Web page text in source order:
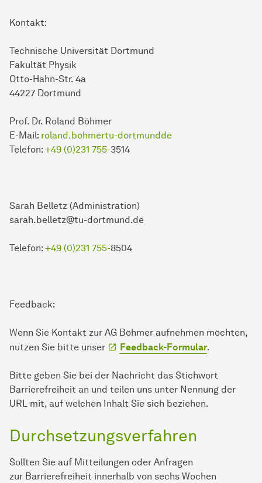
Kontakt:
Technische Universität Dortmund
Fakultät Physik
Otto-Hahn-Str. 4a
44227 Dortmund
Prof. Dr. Roland Böhmer
E-Mail: roland.bohmertu-dortmundde
Telefon: +49 (0)231 755-3514
Sarah Belletz (Administration)
sarah.belletz@tu-dortmund.de
Telefon: +49 (0)231 755-8504
Feedback:
Wenn Sie Kontakt zur AG Böhmer aufnehmen möchten,
nutzen Sie bitte unser
Feedback-Formular.
Bitte geben Sie bei der Nachricht das Stichwort
Barrierefreiheit an und teilen uns unter Nennung der
URL mit, auf welchen Inhalt Sie sich beziehen.
Durchsetzungsverfahren
Sollten Sie auf Mitteilungen oder Anfragen
zur Barrierefreiheit innerhalb von sechs Wochen